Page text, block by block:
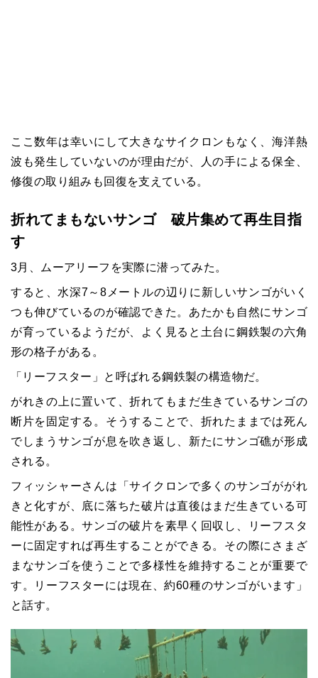
ここ数年は幸いにして大きなサイクロンもなく、海洋熱
波も発生していないのが理由だが、人の手による保全、
修復の取り組みも回復を支えている。
折れてまもないサンゴ 破片集めて再生目指
す
3月、ムーアリーフを実際に潜ってみた。
すると、水深7～8メートルの辺りに新しいサンゴがいく
つも伸びているのが確認できた。あたかも自然にサンゴ
が育っているようだが、よく見ると土台に鋼鉄製の六角
形の格子がある。
「リーフスター」と呼ばれる鋼鉄製の構造物だ。
がれきの上に置いて、折れてもまだ生きているサンゴの
断片を固定する。そうすることで、折れたままでは死ん
でしまうサンゴが息を吹き返し、新たにサンゴ礁が形成
される。
フィッシャーさんは「サイクロンで多くのサンゴががれ
きと化すが、底に落ちた破片は直後はまだ生きている可
能性がある。サンゴの破片を素早く回収し、リーフスタ
ーに固定すれば再生することができる。その際にさまざ
まなサンゴを使うことで多様性を維持することが重要で
す。リーフスターには現在、約60種のサンゴがいます」
と話す。